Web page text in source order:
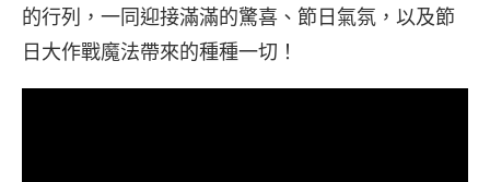
的行列，一同迎接滿滿的驚喜、節日氣氛，以及節
日大作戰魔法帶來的種種一切！